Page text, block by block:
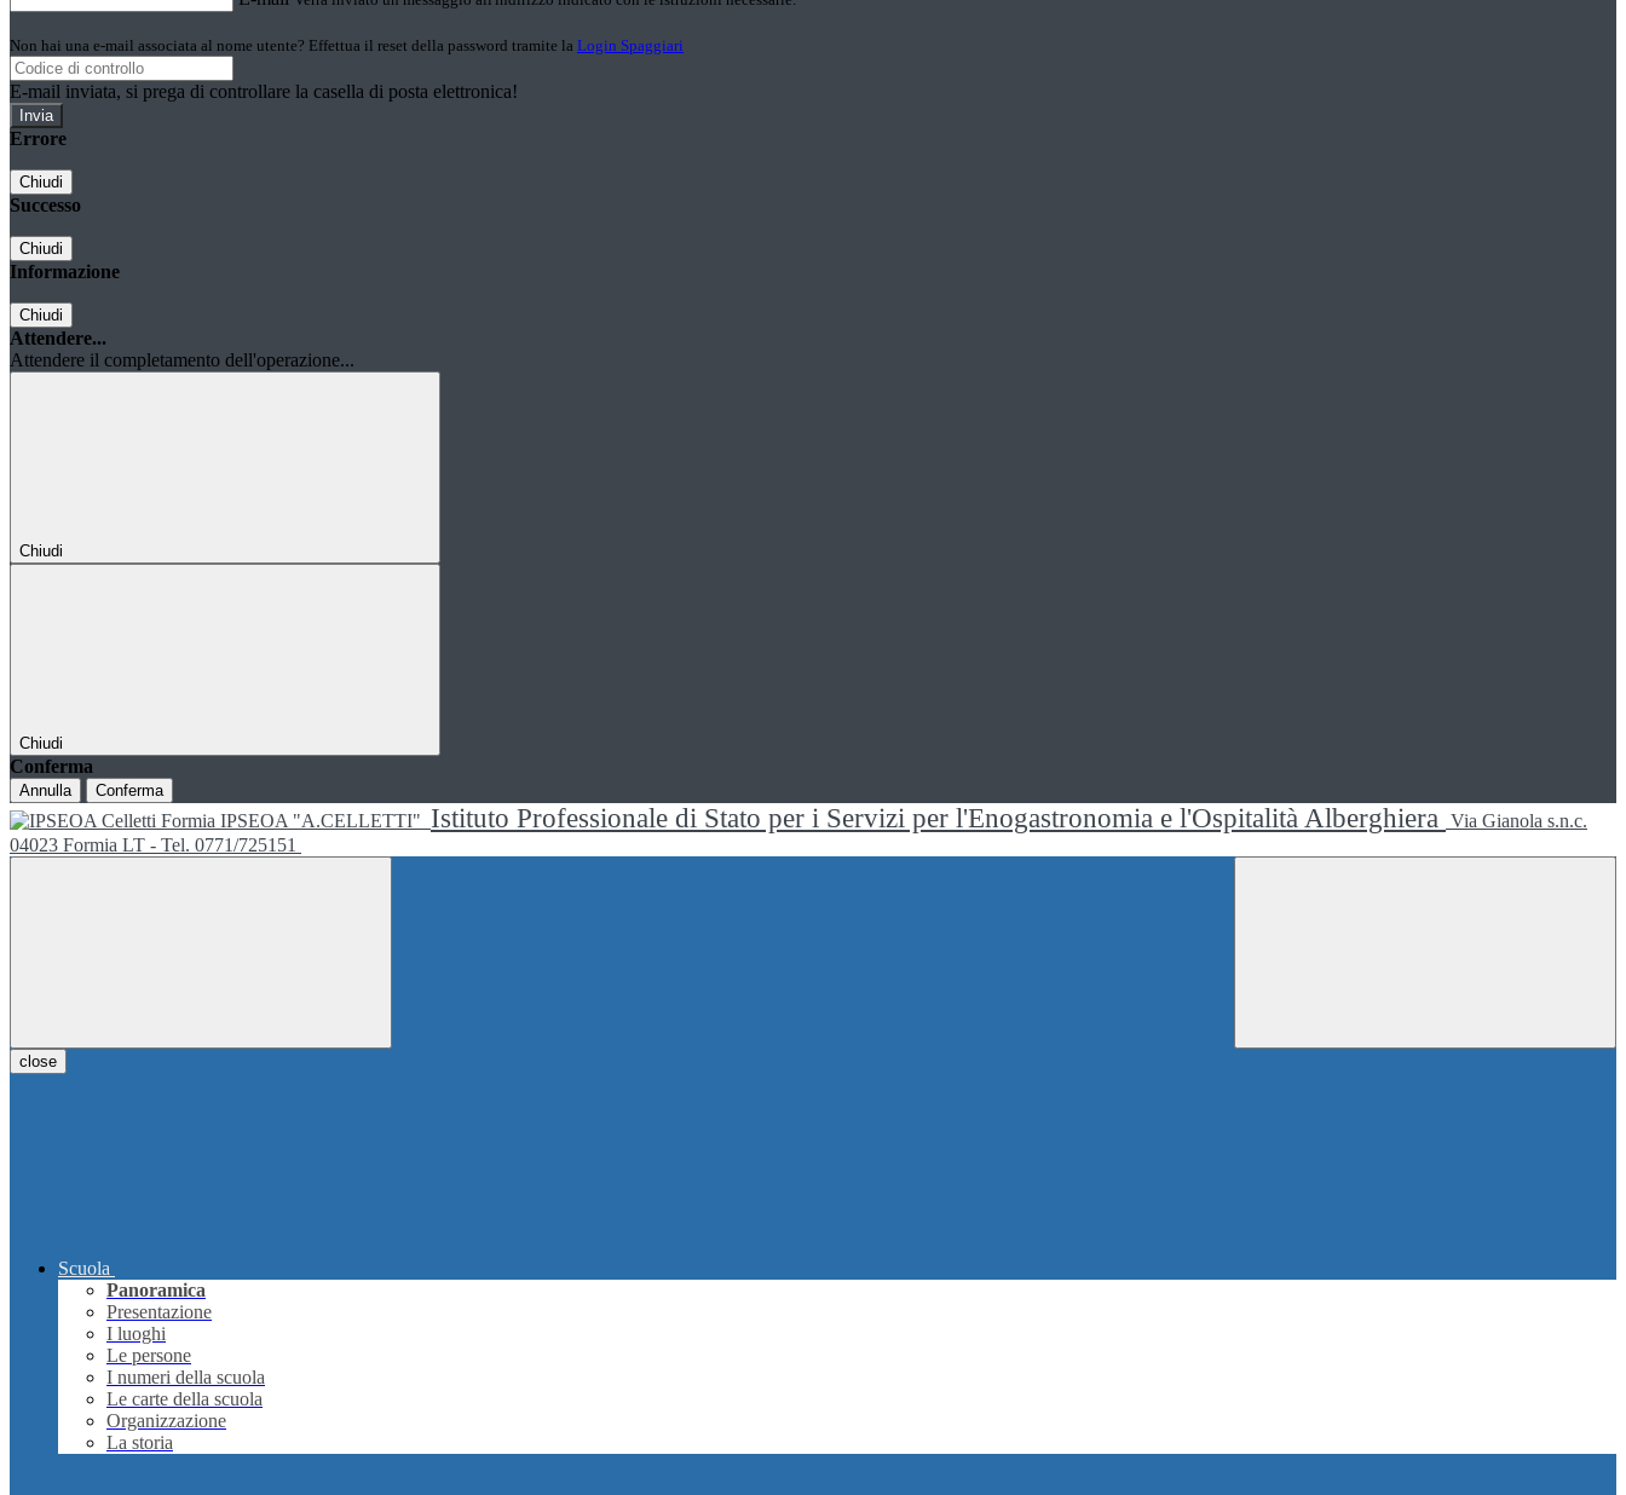
Non hai una e-mail associata al nome utente? Effettua il reset della password tramite la Login Spaggiari
E-mail inviata, si prega di controllare la casella di posta elettronica!
Errore
Chiudi
Successo
Chiudi
Informazione
Chiudi
Attendere...
Attendere il completamento dell'operazione...
Chiudi
Chiudi
Conferma
Annulla Conferma
IPSEOA "A.CELLETTI" Istituto Professionale di Stato per i Servizi per l'Enogastronomia e l'Ospitalità Alberghiera Via Gianola s.n.c.
04023 Formia LT - Tel. 0771/725151
close
Scuola
Panoramica
Presentazione
I luoghi
Le persone
I numeri della scuola
Le carte della scuola
Organizzazione
La storia